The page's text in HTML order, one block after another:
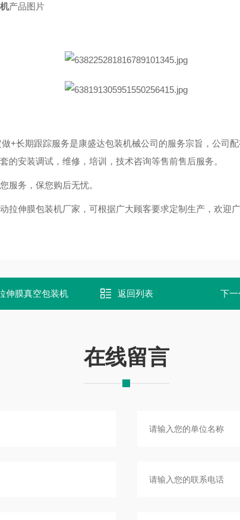
产品图片
+长期跟踪服务是康盛达包装机械公司的服务宗旨，公司
的安装调试，维修，培训，技术咨询等售前售后服务。
服务，保您购后无忧。
拉伸膜包装机厂家，可根据广大顾客要求定制生产，欢迎
伸膜真空包装机 返回列表 下一
在线留言